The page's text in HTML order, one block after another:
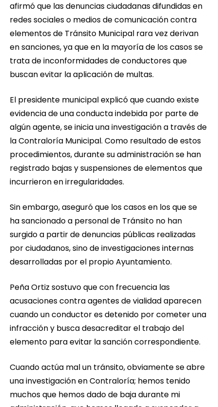
afirmó que las denuncias ciudadanas difundidas en
redes sociales o medios de comunicación contra
elementos de Tránsito Municipal rara vez derivan
en sanciones, ya que en la mayoría de los casos se
trata de inconformidades de conductores que
buscan evitar la aplicación de multas.
El presidente municipal explicó que cuando existe
evidencia de una conducta indebida por parte de
algún agente, se inicia una investigación a través de
la Contraloría Municipal. Como resultado de estos
procedimientos, durante su administración se han
registrado bajas y suspensiones de elementos que
incurrieron en irregularidades.
Sin embargo, aseguró que los casos en los que se
ha sancionado a personal de Tránsito no han
surgido a partir de denuncias públicas realizadas
por ciudadanos, sino de investigaciones internas
desarrolladas por el propio Ayuntamiento.
Peña Ortiz sostuvo que con frecuencia las
acusaciones contra agentes de vialidad aparecen
cuando un conductor es detenido por cometer una
infracción y busca desacreditar el trabajo del
elemento para evitar la sanción correspondiente.
Cuando actúa mal un tránsito, obviamente se abre
una investigación en Contraloría; hemos tenido
muchos que hemos dado de baja durante mi